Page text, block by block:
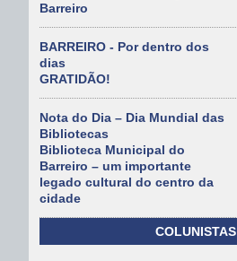
Barreiro
BARREIRO - Por dentro dos
dias
GRATIDÃO!
Nota do Dia – Dia Mundial das
Bibliotecas
Biblioteca Municipal do
Barreiro – um importante
legado cultural do centro da
cidade
COLUNISTAS